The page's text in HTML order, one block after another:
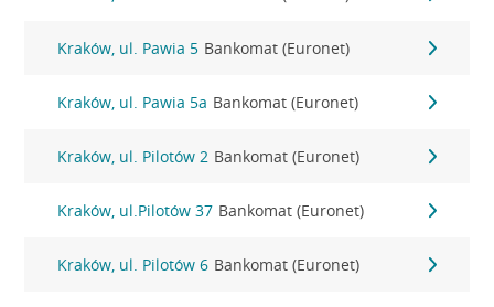
Kraków, ul. Pawia 5 Bankomat (Euronet)
Kraków, ul. Pawia 5a Bankomat (Euronet)
Kraków, ul. Pilotów 2 Bankomat (Euronet)
Kraków, ul.Pilotów 37 Bankomat (Euronet)
Kraków, ul. Pilotów 6 Bankomat (Euronet)